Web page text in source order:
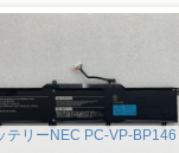
テリーNEC PC-VP-BP146